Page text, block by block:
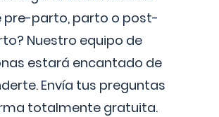
pre-parto, parto o post-
Nuestro equipo de
estará encantado de
Envía tus preguntas
totalmente gratuita.